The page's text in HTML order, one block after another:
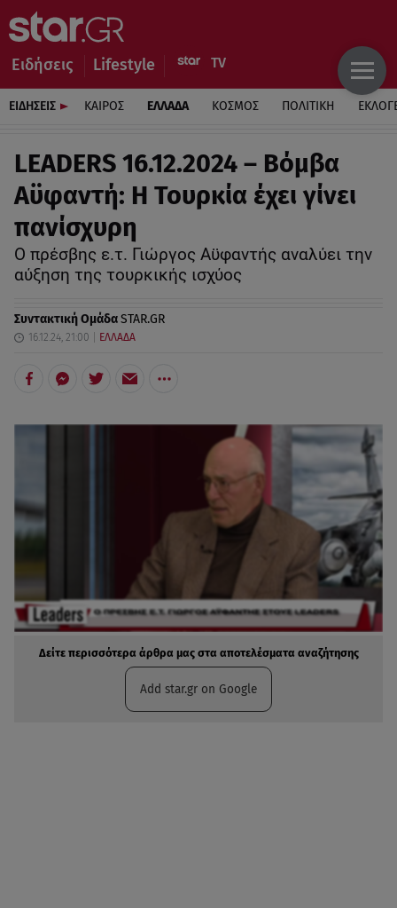
Ειδήσεις Lifestyle
ΕΙΔΗΣΕΙΣ ΚΑΙΡΟΣ ΕΛΛΑΔΑ ΚΟΣΜΟΣ ΠΟΛΙΤΙΚΗ
LEADERS 16.12.2024 – Βόμβα
Αϋφαντή: Η Τουρκία έχει γίνει
πανίσχυρη
Ο πρέσβης ε.τ. Γιώργος Αϋφαντής αναλύει την
αύξηση της τουρκικής ισχύος
Συντακτική ΟμάδαSTAR.GR
16.12.24, 21:00 ΕΛΛΑΔΑ
Δείτε περισσότερα άρθρα μας στα αποτελέσματα αναζήτησης
Add star.gr on Google